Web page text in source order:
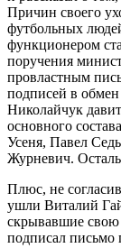
Причин своего
футбольных
функционером
поручения
провластным
подписей в
Николайчук
основного
Усеня, Павел
Журневич.
Плюс, не
ушли Виталий
скрывавшие свою
подписал письмо